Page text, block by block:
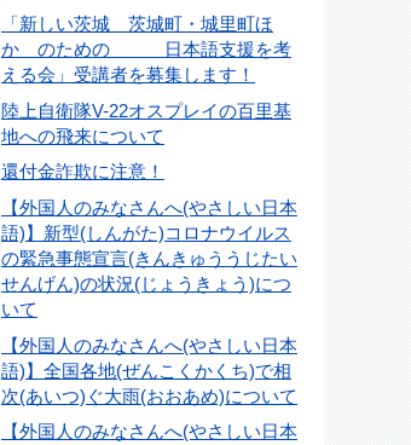
「新しい茨城 茨城町・城里町ほ
か のための 日本語支援を考
える会」受講者を募集します！
陸上自衛隊V-22オスプレイの百里基
地への飛来について
還付金詐欺に注意！
【外国人のみなさんへ(やさしい日本
語)】新型(しんがた)コロナウイルス
の緊急事態宣言(きんきゅううじたい
せんげん)の状況(じょうきょう)につ
いて
【外国人のみなさんへ(やさしい日本
語)】全国各地(ぜんこくかくち)で相
次(あいつ)ぐ大雨(おおあめ)について
【外国人のみなさんへ(やさしい日本